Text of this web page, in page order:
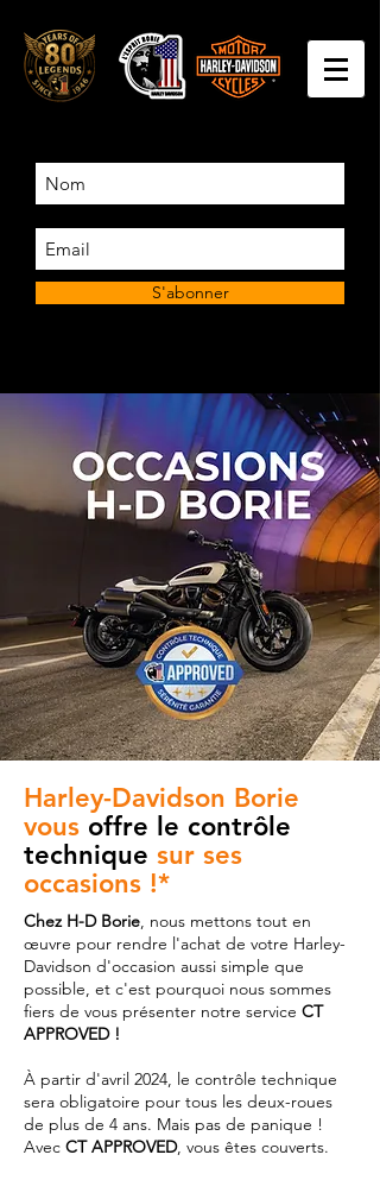
S'abonner
Harley-Davidson Borie
vous offre le contrôle
technique sur ses
occasions !*
Chez H-D Borie, nous mettons tout en
œuvre pour rendre l'achat de votre Harley-
Davidson d'occasion aussi simple que
possible, et c'est pourquoi nous sommes
fiers de vous présenter notre service CT
APPROVED !
À partir d'avril 2024, le contrôle technique
sera obligatoire pour tous les deux-roues
de plus de 4 ans. Mais pas de panique !
Avec CT APPROVED, vous êtes couverts.